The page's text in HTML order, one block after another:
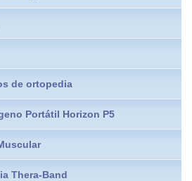
de ortopedia
Portátil Horizon P5
Thera-Band